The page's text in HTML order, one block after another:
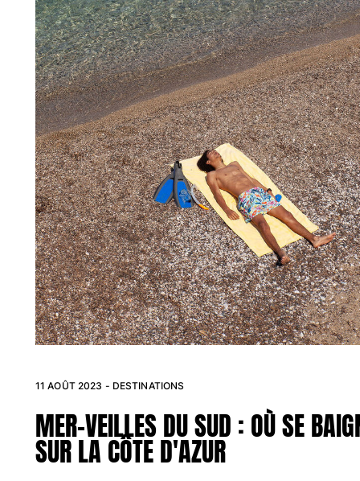
Slips de bain
Le Magique
Tous les articles
Prêt-à-porter
Polos
Chemises
Bermudas et Shorts
Pulls et Cardigans
Vestes et Manteaux
Pantalons
Sweats
T-shirts
Loungewear
Tous les articles
Grandes tailles
Femme
Tous les articles
Maillots de bain
11 AOÛT 2023 - DESTINATIONS
MER-VEILLES DU SUD : OÙ SE
SUR LA CÔTE D'AZUR